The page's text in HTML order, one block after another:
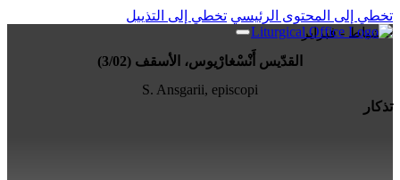
تخطي إلى المحتوى الرئيسي تخطي إلى التذييل
3 شباط - فبراير
القدّيس أَنْسْغارْيوس، الأسقف (3/02)
S. Ansgarii, episcopi
تذكار